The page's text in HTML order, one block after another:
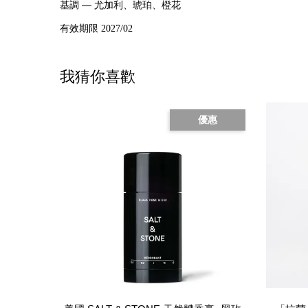
基調 — 尤加利、琥珀、橙花
有效期限 2027/02
我猜你喜歡
優惠